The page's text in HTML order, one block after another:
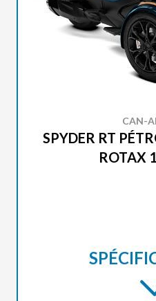
CAN-
SPYDER RT
ROTAX